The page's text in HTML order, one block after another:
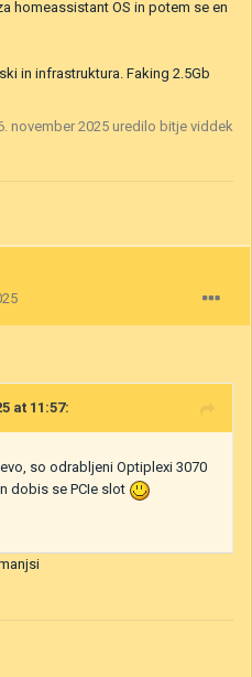
homeassistant OS in potem se en
in infrastruktura. Faking 2.5Gb
november 2025 uredilo bitje viddek
at 11:57:
so odrabljeni Optiplexi 3070
dobis se PCIe slot